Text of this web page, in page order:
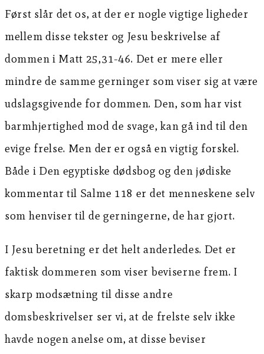
Først slår det os, at der er nogle vigtige ligheder
mellem disse tekster og Jesu beskrivelse af
dommen i Matt 25,31-46. Det er mere eller
mindre de samme gerninger som viser sig at være
udslagsgivende for dommen. Den, som har vist
barmhjertighed mod de svage, kan gå ind til den
evige frelse. Men der er også en vigtig forskel.
Både i Den egyptiske dødsbog og den jødiske
kommentar til Salme 118 er det menneskene selv
som henviser til de gerningerne, de har gjort.
I Jesu beretning er det helt anderledes. Det er
faktisk dommeren som viser beviserne frem. I
skarp modsætning til disse andre
domsbeskrivelser ser vi, at de frelste selv ikke
havde nogen anelse om, at disse beviser